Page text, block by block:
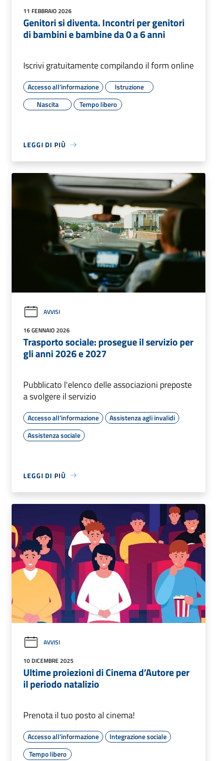
11 FEBBRAIO 2026
Genitori si diventa. Incontri per genitori
di bambini e bambine da 0 a 6 anni
Iscrivi gratuitamente compilando il form online
Accesso all'informazione
Istruzione
Nascita
Tempo libero
LEGGI DI PIÙ
AVVISI
16 GENNAIO 2026
Trasporto sociale: prosegue il servizio per
gli anni 2026 e 2027
Pubblicato l'elenco delle associazioni preposte
a svolgere il servizio
Accesso all'informazione
Assistenza agli invalidi
Assistenza sociale
LEGGI DI PIÙ
AVVISI
10 DICEMBRE 2025
Ultime proiezioni di Cinema d’Autore per
il periodo natalizio
Prenota il tuo posto al cinema!
Accesso all'informazione
Integrazione sociale
Tempo libero